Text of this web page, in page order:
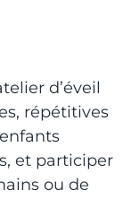
d’éveil
répétitives
et participer
ou de